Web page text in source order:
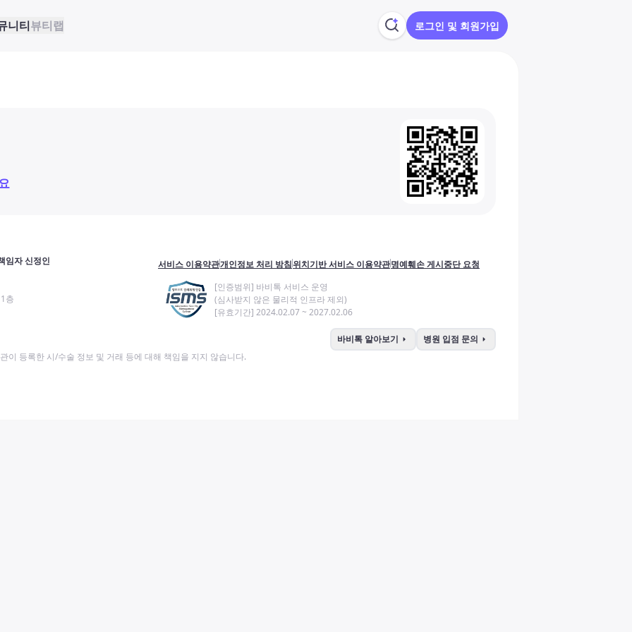
니티뷰티랩 로그인 및 회원가입
임자 신정인
층
서비스 이용약관개인정보 처리 방침위치기반 서비스 이용약관명예훼손 게시중단 요청
[인증범위] 바비톡 서비스 운영
(심사받지 않은 물리적 인프라 제외)
[유효기간] 2024.02.07 ~ 2027.02.06
바비톡 알아보기 arrow_right 병원 입점 문의 arrow_right
이 등록한 시/수술 정보 및 거래 등에 대해 책임을 지지 않습니다.